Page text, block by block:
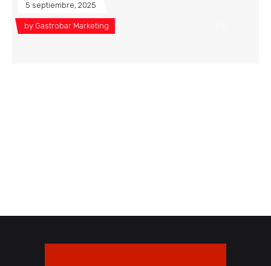
5 septiembre, 2025
by Gastrobar Marketing